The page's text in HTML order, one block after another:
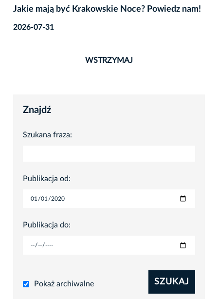
Jakie mają być Krakowskie Noce? Powiedz nam!
2026-07-31
WSTRZYMAJ
Znajdź
Szukana fraza:
Publikacja od:
Publikacja do:
Pokaż archiwalne SZUKAJ